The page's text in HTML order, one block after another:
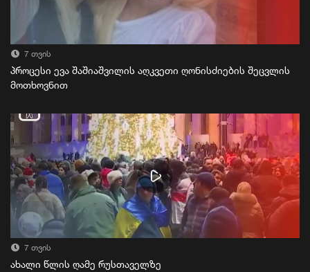
7 თვის
პროცესი ევა შაშიაშვილის აღკვეთი ღონისძიების შეცვლის
მოთხოვნით
7 თვის
ახალი წლის ღამე რუსთაველზე